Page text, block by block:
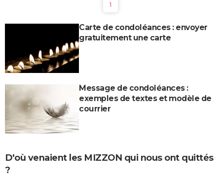
1
Carte de condoléances : envoyer
gratuitement une carte
Message de condoléances :
exemples de textes et modèle de
courrier
D'où venaient les MIZZON qui nous ont quittés
?